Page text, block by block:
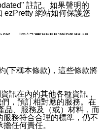
註記。如果聲明的
ezPretty 網站如何保護您
，切記要關閉瀏覽器視
說明或功能連結，隨時
(下稱本條款)，這些條款將
訊在內的其他各種資訊，
，預訂相對應的服務。在
品、服務及（或）材料，而
服務符合合理的標準，仍不
任何責任。